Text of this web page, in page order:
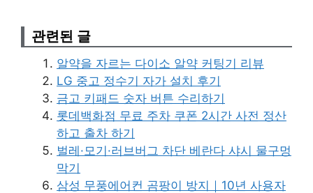
관련된 글
알약을 자르는 다이소 알약 커팅기 리뷰
LG 중고 정수기 자가 설치 후기
금고 키패드 숫자 버튼 수리하기
롯데백화점 무료 주차 쿠폰 2시간 사전 정산
하고 출차 하기
벌레·모기·러브버그 차단 베란다 샤시 물구멍
막기
삼성 무풍에어컨 곰팡이 방지｜10년 사용자